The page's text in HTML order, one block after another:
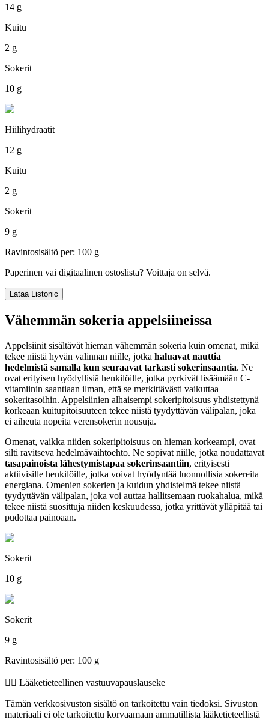
14 g
Kuitu
2 g
Sokerit
10 g
Hiilihydraatit
12 g
Kuitu
2 g
Sokerit
9 g
Ravintosisältö per: 100 g
Paperinen vai digitaalinen ostoslista? Voittaja on selvä.
Lataa Listonic
Vähemmän sokeria appelsiineissa
Appelsiinit sisältävät hieman vähemmän sokeria kuin omenat, mikä
tekee niistä hyvän valinnan niille, jotka haluavat nauttia
hedelmistä samalla kun seuraavat tarkasti sokerinsaantia. Ne
ovat erityisen hyödyllisiä henkilöille, jotka pyrkivät lisäämään C-
vitamiinin saantiaan ilman, että se merkittävästi vaikuttaa
sokeritasoihin. Appelsiinien alhaisempi sokeripitoisuus yhdistettynä
korkeaan kuitupitoisuuteen tekee niistä tyydyttävän välipalan, joka
ei aiheuta nopeita verensokerin nousuja.
Omenat, vaikka niiden sokeripitoisuus on hieman korkeampi, ovat
silti ravitseva hedelmävaihtoehto. Ne sopivat niille, jotka noudattavat
tasapainoista lähestymistapaa sokerinsaantiin, erityisesti
aktiivisille henkilöille, jotka voivat hyödyntää luonnollisia sokereita
energiana. Omenien sokerien ja kuidun yhdistelmä tekee niistä
tyydyttävän välipalan, joka voi auttaa hallitsemaan ruokahalua, mikä
tekee niistä suosittuja niiden keskuudessa, jotka yrittävät ylläpitää tai
pudottaa painoaan.
Sokerit
10 g
Sokerit
9 g
Ravintosisältö per: 100 g
👨‍⚕️️ Lääketieteellinen vastuuvapauslauseke
Tämän verkkosivuston sisältö on tarkoitettu vain tiedoksi. Sivuston
materiaali ei ole tarkoitettu korvaamaan ammatillista lääketieteellistä